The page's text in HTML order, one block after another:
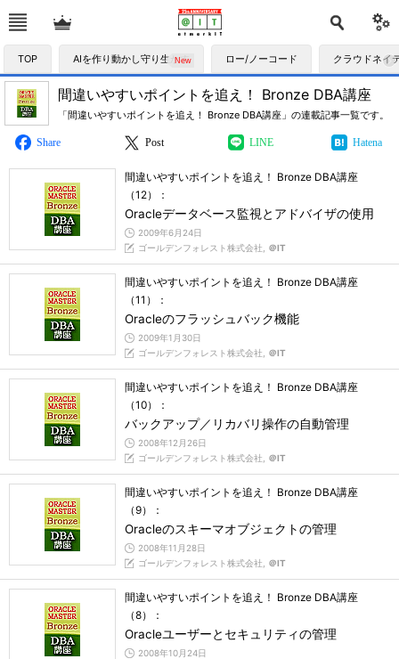
TOP AIを作り動かし守り生かす ロー/ノーコード クラウドネイ
間違いやすいポイントを追え！ Bronze DBA講座
「間違いやすいポイントを追え！ Bronze DBA講座」の連載記事一覧です。
Share Post LINE Hatena
間違いやすいポイントを追え！ Bronze DBA講座
（12）：
Oracleデータベース監視とアドバイザの使用
2009年6月24日
ゴールデンフォレスト株式会社, ＠IT
間違いやすいポイントを追え！ Bronze DBA講座
（11）：
Oracleのフラッシュバック機能
2009年1月30日
ゴールデンフォレスト株式会社, ＠IT
間違いやすいポイントを追え！ Bronze DBA講座
（10）：
バックアップ／リカバリ操作の自動管理
2008年12月26日
ゴールデンフォレスト株式会社, ＠IT
間違いやすいポイントを追え！ Bronze DBA講座
（9）：
Oracleのスキーマオブジェクトの管理
2008年11月28日
ゴールデンフォレスト株式会社, ＠IT
間違いやすいポイントを追え！ Bronze DBA講座
（8）：
Oracleユーザーとセキュリティの管理
2008年10月24日